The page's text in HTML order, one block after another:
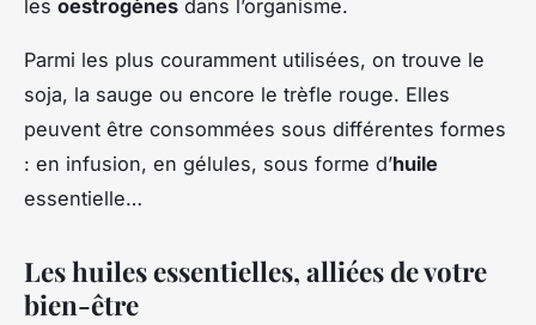
les oestrogènes dans l’organisme.
Parmi les plus couramment utilisées, on trouve le
soja, la sauge ou encore le trèfle rouge. Elles
peuvent être consommées sous différentes formes
: en infusion, en gélules, sous forme d’huile
essentielle…
Les huiles essentielles, alliées de votre
bien-être